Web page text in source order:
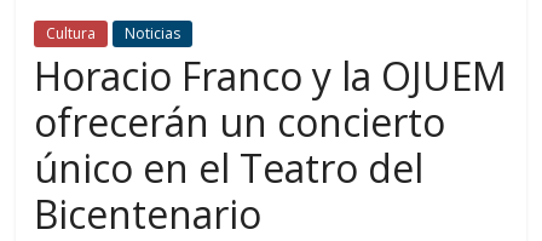
Cultura Noticias
Horacio Franco y la OJUEM
ofrecerán un concierto
único en el Teatro del
Bicentenario